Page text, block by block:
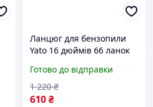
Ланцюг для бензопили
Yato 16 дюймів 66 ланок
низькою вібрацією
Готово до відправки
610₴
1 220 ₴